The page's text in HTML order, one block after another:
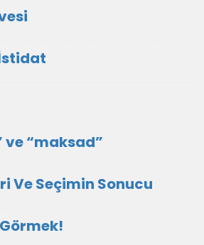
ve “maksad”
Ve Seçimin Sonucu